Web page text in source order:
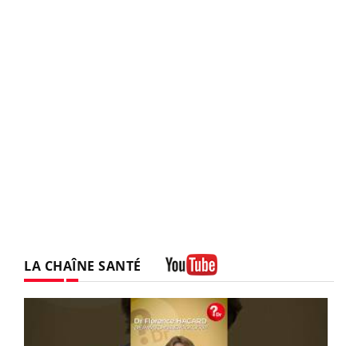
LA CHAÎNE SANTÉ